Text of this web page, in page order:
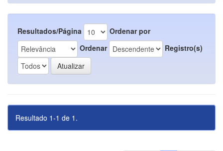
Resultados/Página
Ordenar por
Ordenar
Registro(s)
Resultado 1-1 de 1.